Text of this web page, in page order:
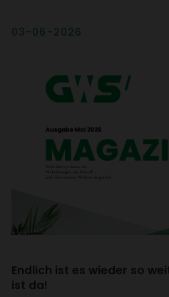
03-06-2026
Endlich ist es wieder so
ist da!